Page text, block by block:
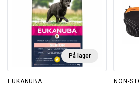
På lager
EUKANUBA NON-